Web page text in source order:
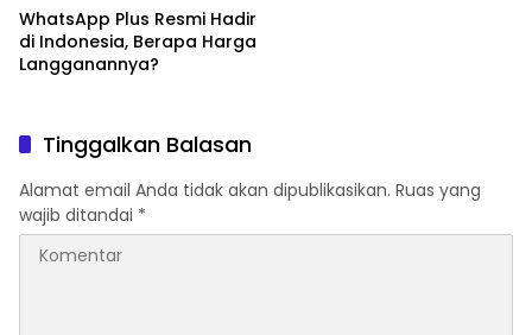
WhatsApp Plus Resmi Hadir
di Indonesia, Berapa Harga
Langganannya?
Tinggalkan Balasan
Alamat email Anda tidak akan dipublikasikan. Ruas yang
wajib ditandai *